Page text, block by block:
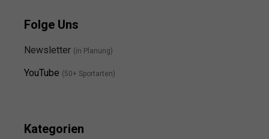
Folge Uns
Newsletter (in Planung)
YouTube (50+ Sportarten)
Kategorien